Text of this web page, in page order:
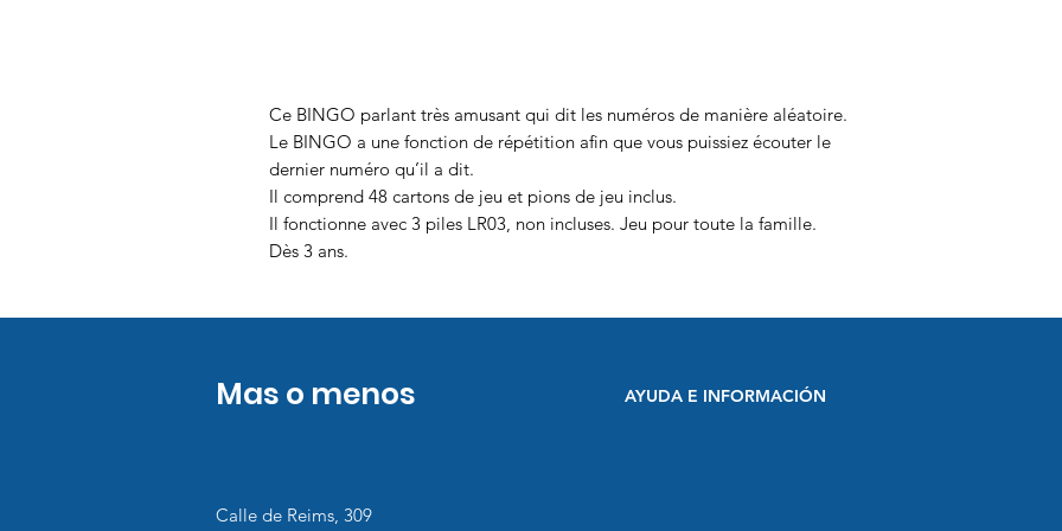
Ce BINGO parlant très amusant qui dit les numéros de manière aléatoire.
Le BINGO a une fonction de répétition afin que vous puissiez écouter le
dernier numéro qu’il a dit.
Il comprend 48 cartons de jeu et pions de jeu inclus.
Il fonctionne avec 3 piles LR03, non incluses. Jeu pour toute la famille.
Dès 3 ans.
Mas o menos AYUDA E INFORMACIÓN
Calle de Reims, 309